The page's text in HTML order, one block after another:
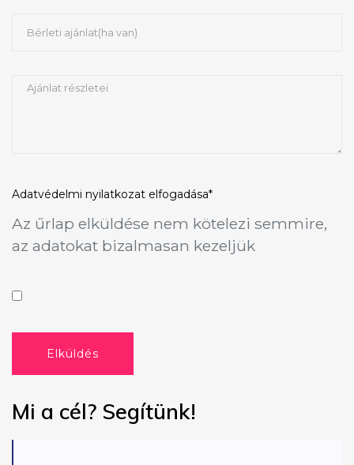
Adatvédelmi nyilatkozat elfogadása*
Az űrlap elküldése nem kötelezi semmire,
az adatokat bizalmasan kezeljük
Elküldés
Mi a cél? Segítünk!